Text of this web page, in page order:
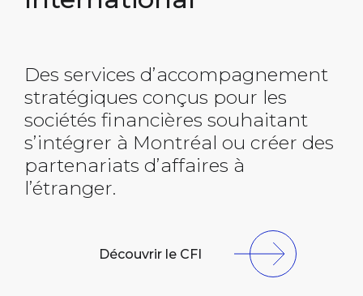
Des services d’accompagnement
stratégiques conçus pour les
sociétés financières souhaitant
s’intégrer à Montréal ou créer des
partenariats d’affaires à
l’étranger.
Découvrir le CFI